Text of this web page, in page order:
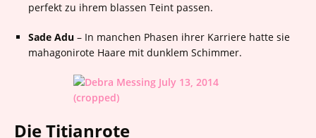
perfekt zu ihrem blassen Teint passen.
Sade Adu – In manchen Phasen ihrer Karriere hatte sie
mahagonirote Haare mit dunklem Schimmer.
Die Titianrote